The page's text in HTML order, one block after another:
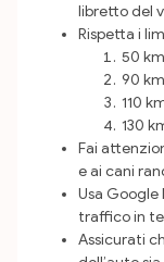
libretto del
Rispetta i
50
90
110
130
Fai
e ai cani
Usa Google
traffico in
Assicurati